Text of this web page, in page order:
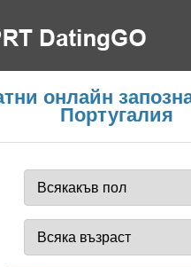
онлайн
Португалия